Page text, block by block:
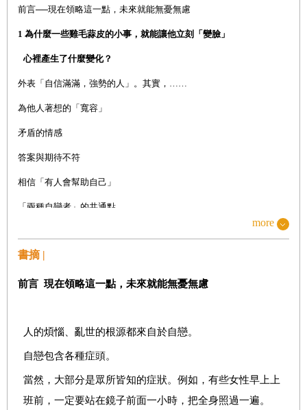
前言──現在領略這一點，未來就能無憂無慮
1 為什麼一些雞毛蒜皮的小事，就能讓他立刻「變臉」
心裡產生了什麼變化？
外表「自信滿滿，強勢的人」。其實，……
為他人著想的「寬容」
矛盾的情感
答案與期待不符
相信「有人會幫助自己」
「兩種自戀者」的共通點
美國印地安人的智慧
「清點記憶」
「做不到」、「太勉強」的真意
「真心接納他人的人」才是贏家
用「傷害過濾器」看世界
除掉「卡在喉嚨上的魚骨」
more
書摘 |
前言 現在領略這一點，未來就能無憂無慮
人的煩惱、亂世的根源都來自於自戀。
自戀包含各種症頭。
當然，大部分是眾所皆知的症狀。例如，有些女性早上上
班前，一定要站在鏡子前面一小時，把全身照過一遍。